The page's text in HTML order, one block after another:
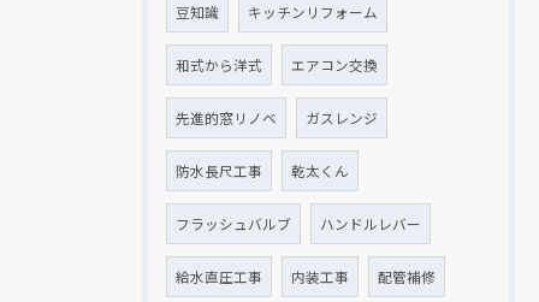
豆知識 キッチンリフォーム
和式から洋式 エアコン交換
先進的窓リノベ ガスレンジ
防水長尺工事 乾太くん
フラッシュバルブ ハンドルレバー
給水直圧工事 内装工事 配管補修